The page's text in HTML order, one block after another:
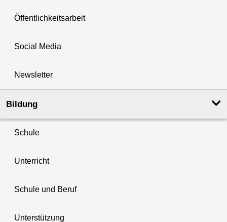
Öffentlichkeitsarbeit
Social Media
Newsletter
Bildung
Schule
Unterricht
Schule und Beruf
Unterstützung